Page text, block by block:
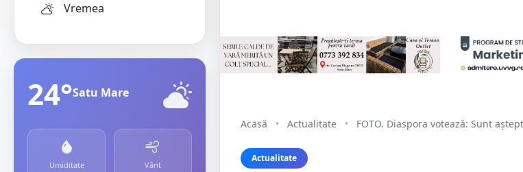
Vremea
24°Satu Mare
Umiditate Vânt
Acasă • Actualitate • FOTO. Diaspora votează: Sunt
Actualitate